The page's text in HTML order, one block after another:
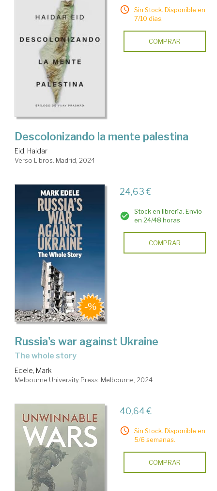
Sin Stock. Disponible en
7/10 días.
COMPRAR
Descolonizando la mente palestina
Eid, Haidar
Verso Libros. Madrid, 2024
24,63 €
Stock en librería. Envío
en 24/48 horas
COMPRAR
Russia's war against Ukraine
the whole story
Edele, Mark
Melbourne University Press. Melbourne, 2024
40,64 €
Sin Stock. Disponible en
5/6 semanas.
COMPRAR